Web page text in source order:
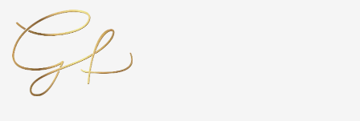
Página inicial